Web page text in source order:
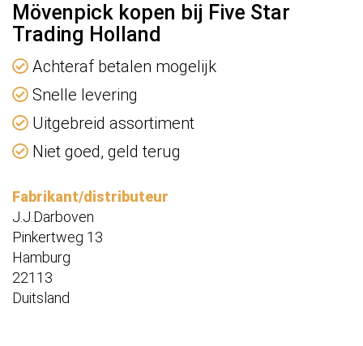
Mövenpick kopen bij Five Star
Trading Holland
Achteraf betalen mogelijk
Snelle levering
Uitgebreid assortiment
Niet goed, geld terug
Fabrikant/distributeur
J.J.Darboven
Pinkertweg 13
Hamburg
22113
Duitsland